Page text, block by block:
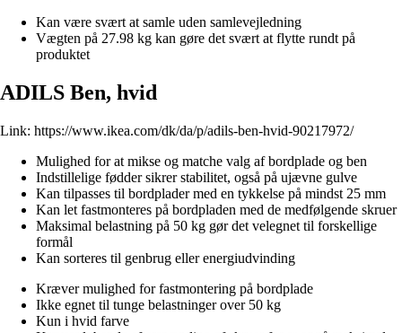
Kan være svært at samle uden samlevejledning
Vægten på 27.98 kg kan gøre det svært at flytte rundt på
produktet
ADILS Ben, hvid
Link: https://www.ikea.com/dk/da/p/adils-ben-hvid-90217972/
Mulighed for at mikse og matche valg af bordplade og ben
Indstillelige fødder sikrer stabilitet, også på ujævne gulve
Kan tilpasses til bordplader med en tykkelse på mindst 25 mm
Kan let fastmonteres på bordpladen med de medfølgende skruer
Maksimal belastning på 50 kg gør det velegnet til forskellige
formål
Kan sorteres til genbrug eller energiudvinding
Kræver mulighed for fastmontering på bordplade
Ikke egnet til tunge belastninger over 50 kg
Kun i hvid farve